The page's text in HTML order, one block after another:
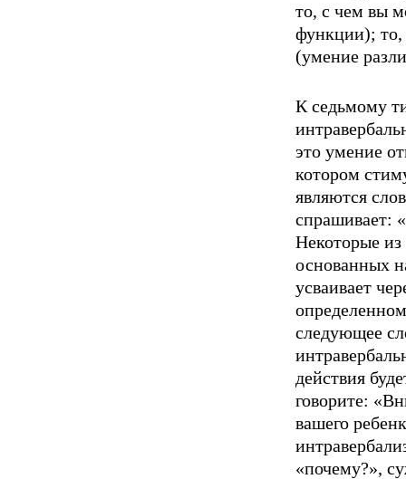
то, с чем вы
функции); то,
(умение
К седьмому
это умение
кото­ром
являются
спрашивает:
Некоторые
основанных
усваивает
следующее
действия
говорите:
вашего
«почему?»,